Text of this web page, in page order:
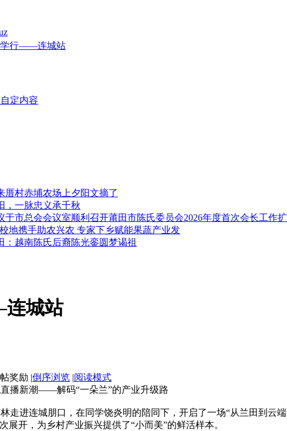
学行——连城站
自定内容
厝村赤埔农场上夕阳文摘了
，一脉忠义承千秋
莆田市陈氏委员会2026年度首次会长工作
校地携手助农兴农 专家下乡赋能果蔬产业发
：越南陈氏后裔陈光銮圆梦谒祖
城站
|倒序浏览 |阅读模式
播新潮——解码“一朵兰”的产业升级路
走进连城朋口，在同学饶炎明的陪同下，开启了一场“从兰田到云
展开，为乡村产业振兴提供了“小而美”的鲜活样本。